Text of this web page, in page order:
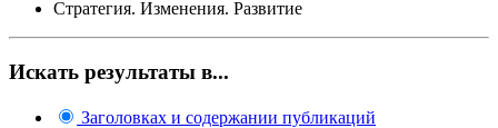
Стратегия. Изменения. Развитие
Искать результаты в...
Заголовках и содержании публикаций